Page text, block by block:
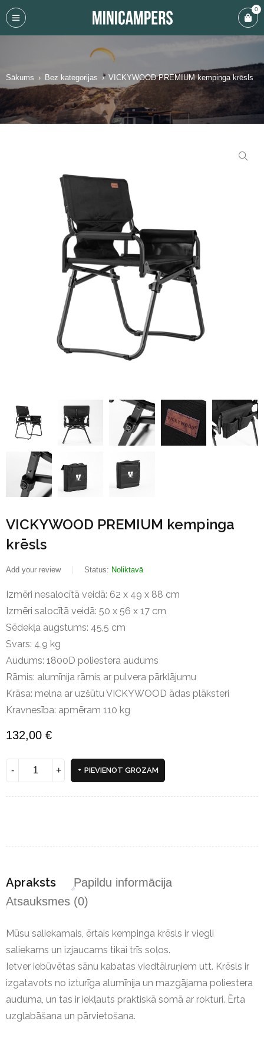
0
Sākums › Bez kategorijas › VICKYWOOD PREMIUM kempinga krēsls
VICKYWOOD PREMIUM kempinga
krēsls
Add your review Status: Noliktavā
Izmēri nesalocītā veidā: 62 x 49 x 88 cm
Izmēri salocītā veidā: 50 x 56 x 17 cm
Sēdekļa augstums: 45,5 cm
Svars: 4,9 kg
Audums: 1800D poliestera audums
Rāmis: alumīnija rāmis ar pulvera pārklājumu
Krāsa: melna ar uzšūtu VICKYWOOD ādas plāksteri
Kravnesība: apmēram 110 kg
132,00 €
PIEVIENOT GROZAM
Apraksts
Papildu informācija
Atsauksmes (0)
Mūsu saliekamais, ērtais kempinga krēsls ir viegli
saliekams un izjaucams tikai trīs soļos.
Ietver iebūvētas sānu kabatas viedtālruņiem utt. Krēsls ir
izgatavots no izturīga alumīnija un mazgājama poliestera
auduma, un tas ir iekļauts praktiskā somā ar rokturi. Ērta
uzglabāšana un pārvietošana.